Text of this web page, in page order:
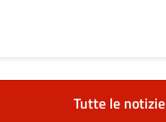
Tutte le notizie